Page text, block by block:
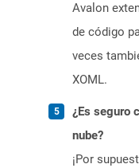
Avalon
de código
veces
XOML.
¿Es seguro
nube?
¡Por